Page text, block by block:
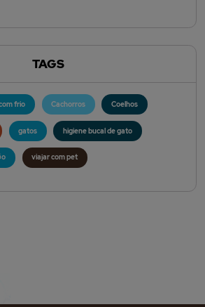
TAGS
frio Cachorros Coelhos
gatos higiene bucal de gato
viajar com pet